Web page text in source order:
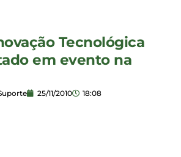
Tecnológica
em evento na
25/11/2010 18:08